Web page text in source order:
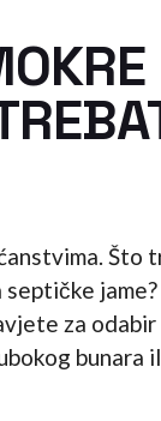
Što
septičke
za odabir
bunara